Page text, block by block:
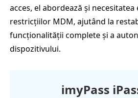
acces, el abordează și
restricțiilor MDM, ajutând la
funcționalității complete și a
dispozitivului.
imyPass